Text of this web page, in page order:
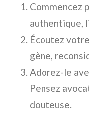
Commencez
authentique,
Écoutez
gène,
Adorez-le
Pensez
douteuse.